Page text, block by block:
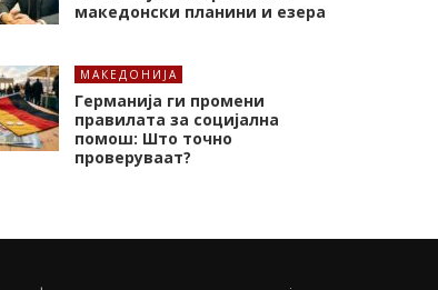
македонски планини и езера
МАКЕДОНИЈА
Германија ги промени
правилата за социјална
помош: Што точно
проверуваат?